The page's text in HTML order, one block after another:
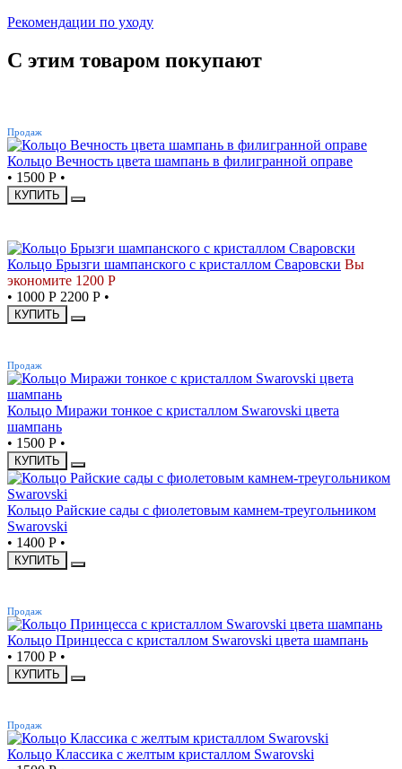
Рекомендации по уходу
С этим товаром покупают
Продаж
Кольцо Вечность цвета шампань в филигранной оправе
• 1500 Р •
КУПИТЬ
Кольцо Брызги шампанского с кристаллом Сваровски Вы
экономите 1200 Р
• 1000 Р 2200 Р •
КУПИТЬ
Продаж
Кольцо Миражи тонкое с кристаллом Swarovski цвета
шампань
• 1500 Р •
КУПИТЬ
Кольцо Райские сады с фиолетовым камнем-треугольником
Swarovski
• 1400 Р •
КУПИТЬ
Продаж
Кольцо Принцесса с кристаллом Swarovski цвета шампань
• 1700 Р •
КУПИТЬ
Продаж
Кольцо Классика с желтым кристаллом Swarovski